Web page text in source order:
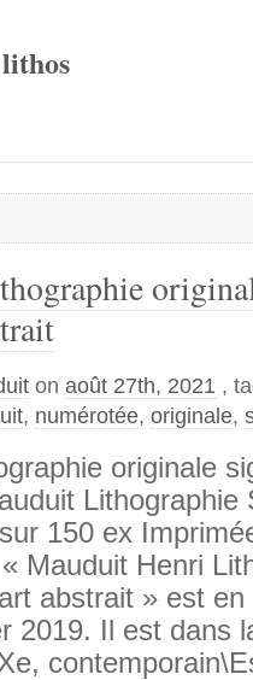
on août 27th, 2021 ,
, numérotée, originale,
originale
Lithographie
150 ex
Mauduit Henri
abstrait » est
2019. Il est dans